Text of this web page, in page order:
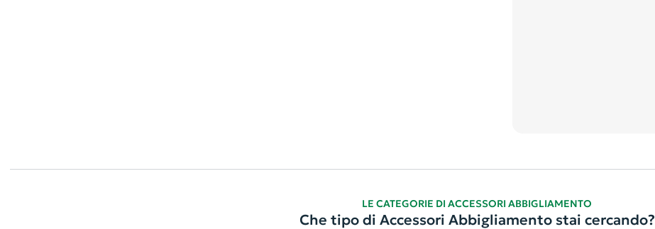
LE CATEGORIE DI ACCESSORI ABBIGLIAMENTO
Che tipo di Accessori Abbigliamento stai cercando?